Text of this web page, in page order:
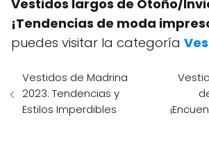
Vestidos largos de Otoño/
¡Tendencias de moda
puedes visitar la categoría
Vestidos de Madrina
2023: Tendencias y
Estilos Imperdibles